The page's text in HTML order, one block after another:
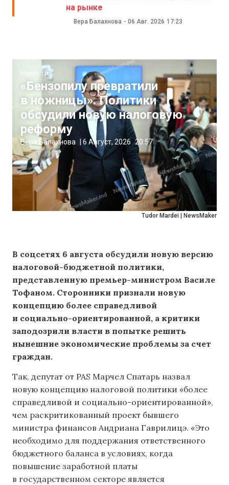
на рынке
Вера Балахнова - 06 Авг. 2026 17:23
Tudor Mardei | NewsMaker
Новости
«Бензопилу превратили
в ножницы». Политики
обсудили новую налоговую
реформу
Вера Балахнова 6 Август, 2026 20:57
В соцсетях 6 августа обсудили новую версию
налоговой-бюджетной политики,
представленную премьер-министром Василе
Тофаном. Сторонники признали новую
концепцию более справедливой
и социально-ориентированной, а критики
заподозрили власти в попытке решить
нынешние экономические проблемы за счет
граждан.
Так, депутат от PAS Марчел Спатарь назвал
новую концепцию налоговой политики «более
справедливой и социально-ориентированной»,
чем раскритикованный проект бывшего
министра финансов Андриана Гаврилицэ. «Это
необходимо для поддержания ответственного
бюджетного баланса в условиях, когда
повышение заработной платы
в государственном секторе является